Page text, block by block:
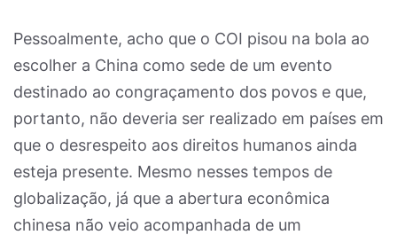
Pessoalmente, acho que o COI pisou na bola ao
escolher a China como sede de um evento
destinado ao congraçamento dos povos e que,
portanto, não deveria ser realizado em países em
que o desrespeito aos direitos humanos ainda
esteja presente. Mesmo nesses tempos de
globalização, já que a abertura econômica
chinesa não veio acompanhada de um